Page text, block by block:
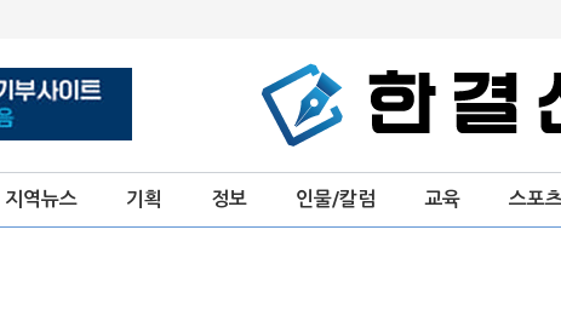
지역뉴스 기획 정보 인물/칼럼 교육 스포